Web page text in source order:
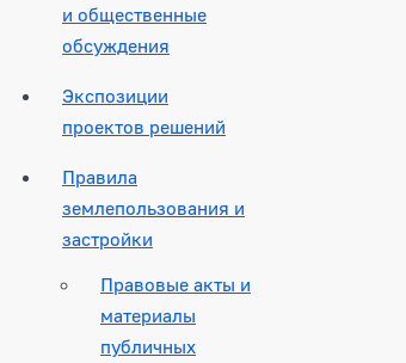
и общественные
обсуждения
Экспозиции
проектов решений
Правила
землепользования и
застройки
Правовые акты и
материалы
публичных